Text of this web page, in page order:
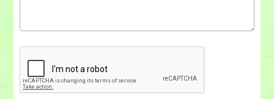
②結論を先送りする